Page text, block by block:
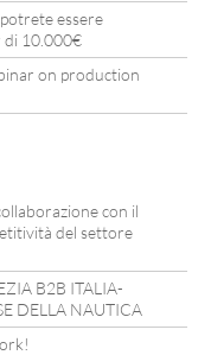
essere
di 10.000€
on production
con il
del settore
B2B ITALIA-
DELLA NAUTICA